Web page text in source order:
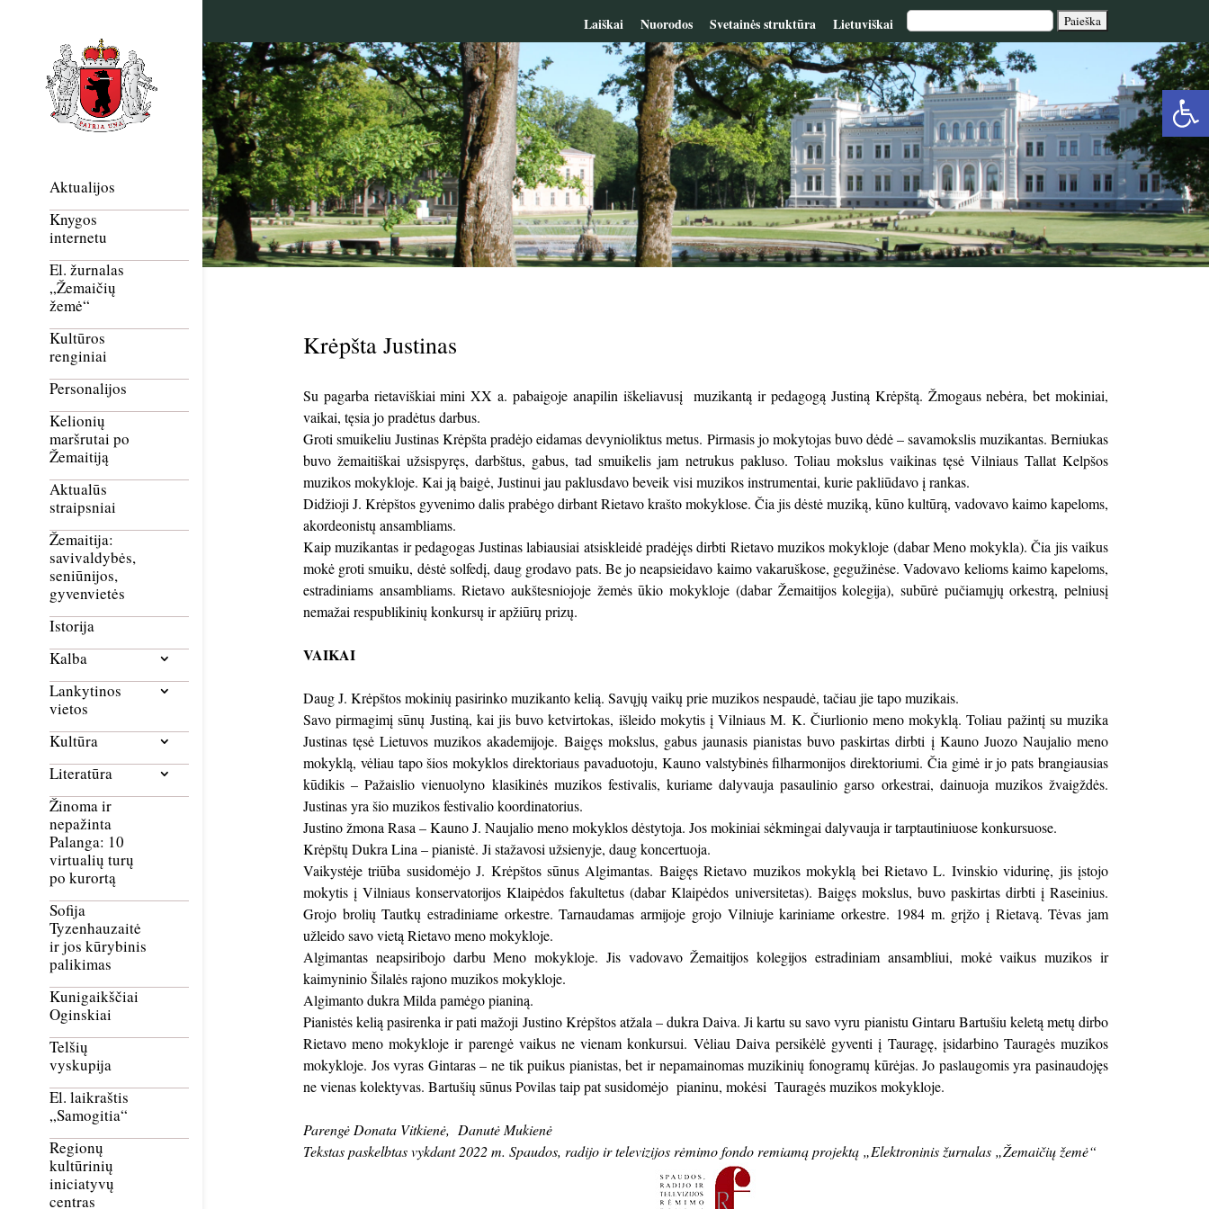
Laiškai Nuorodos Svetainės struktūra Lietuviškai
Aktualijos
Knygos
internetu
El. žurnalas
„Žemaičių
žemė“
Kultūros
renginiai
Personalijos
Kelionių
maršrutai po
Žemaitiją
Aktualūs
straipsniai
Žemaitija:
savivaldybės,
seniūnijos,
gyvenvietės
Istorija
Kalba
Lankytinos
vietos
Kultūra
Literatūra
Žinoma ir
nepažinta
Palanga: 10
virtualių turų
po kurortą
Sofija
Tyzenhauzaitė
ir jos kūrybinis
palikimas
Kunigaikščiai
Oginskiai
Telšių
vyskupija
El. laikraštis
„Samogitia“
Regionų
kultūrinių
iniciatyvų
centras
Krėpšta Justinas
Su pagarba rietaviškiai mini XX a. pabaigoje anapilin iškeliavusį muzikantą ir pedagogą Justiną Krėpštą. Žmogaus nebėra, bet mokiniai,
vaikai, tęsia jo pradėtus darbus.
Groti smuikeliu Justinas Krėpšta pradėjo eidamas devynioliktus metus. Pirmasis jo mokytojas buvo dėdė – savamokslis muzikantas. Berniukas
buvo žemaitiškai užsispyręs, darbštus, gabus, tad smuikelis jam netrukus pakluso. Toliau mokslus vaikinas tęsė Vilniaus Tallat Kelpšos
muzikos mokykloje. Kai ją baigė, Justinui jau paklusdavo beveik visi muzikos instrumentai, kurie pakliūdavo į rankas.
Didžioji J. Krėpštos gyvenimo dalis prabėgo dirbant Rietavo krašto mokyklose. Čia jis dėstė muziką, kūno kultūrą, vadovavo kaimo kapeloms,
akordeonistų ansambliams.
Kaip muzikantas ir pedagogas Justinas labiausiai atsiskleidė pradėjęs dirbti Rietavo muzikos mokykloje (dabar Meno mokykla). Čia jis vaikus
mokė groti smuiku, dėstė solfedį, daug grodavo pats. Be jo neapsieidavo kaimo vakaruškose, gegužinėse. Vadovavo kelioms kaimo kapeloms,
estradiniams ansambliams. Rietavo aukštesniojoje žemės ūkio mokykloje (dabar Žemaitijos kolegija), subūrė pučiamųjų orkestrą, pelniusį
nemažai respublikinių konkursų ir apžiūrų prizų.
VAIKAI
Daug J. Krėpštos mokinių pasirinko muzikanto kelią. Savųjų vaikų prie muzikos nespaudė, tačiau jie tapo muzikais.
Savo pirmagimį sūnų Justiną, kai jis buvo ketvirtokas, išleido mokytis į Vilniaus M. K. Čiurlionio meno mokyklą. Toliau pažintį su muzika
Justinas tęsė Lietuvos muzikos akademijoje. Baigęs mokslus, gabus jaunasis pianistas buvo paskirtas dirbti į Kauno Juozo Naujalio meno
mokyklą, vėliau tapo šios mokyklos direktoriaus pavaduotoju, Kauno valstybinės filharmonijos direktoriumi. Čia gimė ir jo pats brangiausias
kūdikis – Pažaislio vienuolyno klasikinės muzikos festivalis, kuriame dalyvauja pasaulinio garso orkestrai, dainuoja muzikos žvaigždės.
Justinas yra šio muzikos festivalio koordinatorius.
Justino žmona Rasa – Kauno J. Naujalio meno mokyklos dėstytoja. Jos mokiniai sėkmingai dalyvauja ir tarptautiniuose konkursuose.
Krėpštų Dukra Lina – pianistė. Ji stažavosi užsienyje, daug koncertuoja.
Vaikystėje triūba susidomėjo J. Krėpštos sūnus Algimantas. Baigęs Rietavo muzikos mokyklą bei Rietavo L. Ivinskio vidurinę, jis įstojo
mokytis į Vilniaus konservatorijos Klaipėdos fakultetus (dabar Klaipėdos universitetas). Baigęs mokslus, buvo paskirtas dirbti į Raseinius.
Grojo brolių Tautkų estradiniame orkestre. Tarnaudamas armijoje grojo Vilniuje kariniame orkestre. 1984 m. grįžo į Rietavą. Tėvas jam
užleido savo vietą Rietavo meno mokykloje.
Algimantas neapsiribojo darbu Meno mokykloje. Jis vadovavo Žemaitijos kolegijos estradiniam ansambliui, mokė vaikus muzikos ir
kaimyninio Šilalės rajono muzikos mokykloje.
Algimanto dukra Milda pamėgo pianiną.
Pianistės kelią pasirenka ir pati mažoji Justino Krėpštos atžala – dukra Daiva. Ji kartu su savo vyru pianistu Gintaru Bartušiu keletą metų dirbo
Rietavo meno mokykloje ir parengė vaikus ne vienam konkursui. Vėliau Daiva persikėlė gyventi į Tauragę, įsidarbino Tauragės muzikos
mokykloje. Jos vyras Gintaras – ne tik puikus pianistas, bet ir nepamainomas muzikinių fonogramų kūrėjas. Jo paslaugomis yra pasinaudojęs
ne vienas kolektyvas. Bartušių sūnus Povilas taip pat susidomėjo pianinu, mokėsi Tauragės muzikos mokykloje.
Parengė Donata Vitkienė, Danutė Mukienė
Tekstas paskelbtas vykdant 2022 m. Spaudos, radijo ir televizijos rėmimo fondo remiamą projektą „Elektroninis žurnalas „Žemaičių žemė“